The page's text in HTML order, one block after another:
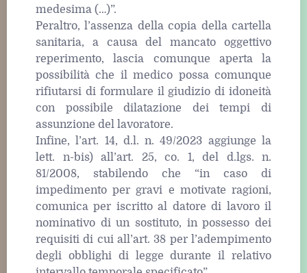
medesima (…)”.
Peraltro, l’assenza della copia della cartella
sanitaria, a causa del mancato oggettivo
reperimento, lascia comunque aperta la
possibilità che il medico possa comunque
rifiutarsi di formulare il giudizio di idoneità
con possibile dilatazione dei tempi di
assunzione del lavoratore.
Infine, l’art. 14, d.l. n. 49/2023 aggiunge la
lett. n-bis) all’art. 25, co. 1, del d.lgs. n.
81/2008, stabilendo che “in caso di
impedimento per gravi e motivate ragioni,
comunica per iscritto al datore di lavoro il
nominativo di un sostituto, in possesso dei
requisiti di cui all’art. 38 per l’adempimento
degli obblighi di legge durante il relativo